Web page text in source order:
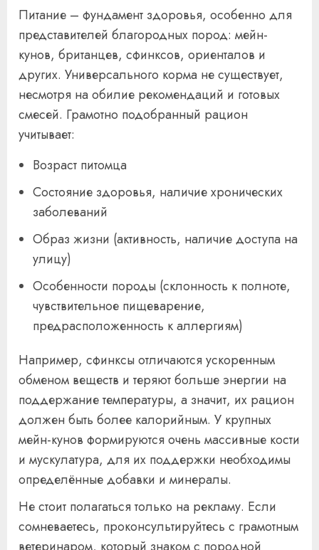
Питание – фундамент здоровья, особенно для
представителей благородных пород: мейн-
кунов, британцев, сфинксов, ориенталов и
других. Универсального корма не существует,
несмотря на обилие рекомендаций и готовых
смесей. Грамотно подобранный рацион
учитывает:
Возраст питомца
Состояние здоровья, наличие хронических
заболеваний
Образ жизни (активность, наличие доступа на
улицу)
Особенности породы (склонность к полноте,
чувствительное пищеварение,
предрасположенность к аллергиям)
Например, сфинксы отличаются ускоренным
обменом веществ и теряют больше энергии на
поддержание температуры, а значит, их рацион
должен быть более калорийным. У крупных
мейн-кунов формируются очень массивные кости
и мускулатура, для их поддержки необходимы
определённые добавки и минералы.
Не стоит полагаться только на рекламу. Если
сомневаетесь, проконсультируйтесь с грамотным